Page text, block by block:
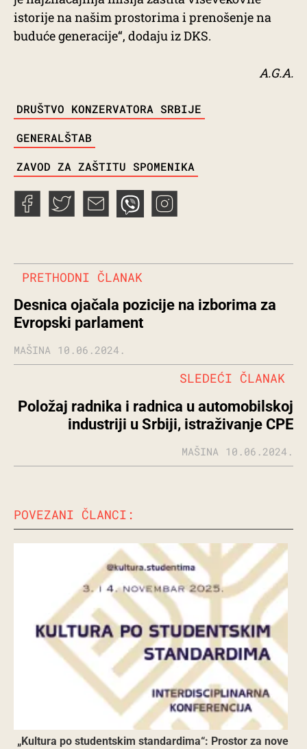
istorije na našim prostorima i prenošenje na
buduće generacije“, dodaju iz DKS.
A.G.A.
TAGS
DRUŠTVO KONZERVATORA SRBIJE
GENERALŠTAB
ZAVOD ZA ZAŠTITU SPOMENIKA
PRETHODNI ČLANAK
Desnica ojačala pozicije na izborima za
Evropski parlament
MAŠINA 10.06.2024.
Položaj radnika i radnica u automobilskoj
industriji u Srbiji, istraživanje CPE
SLEDEĆI ČLANAK
MAŠINA 10.06.2024.
POVEZANI ČLANCI:
„Kultura po studentskim standardima“: Prostor za nove